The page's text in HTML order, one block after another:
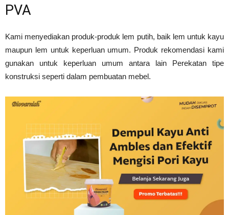
PVA
Kami menyediakan produk-produk lem putih, baik lem untuk kayu
maupun lem untuk keperluan umum. Produk rekomendasi kami
gunakan untuk keperluan umum antara lain Perekatan tipe
konstruksi seperti dalam pembuatan mebel.